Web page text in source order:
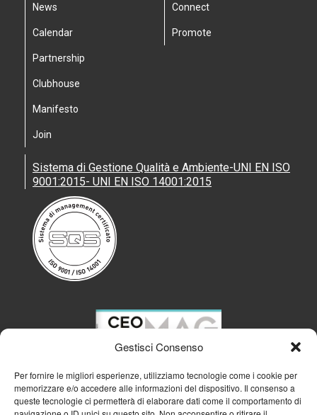
Gestisci Consenso
Per fornire le migliori esperienze, utilizziamo tecnologie come i cookie per
memorizzare e/o accedere alle informazioni del dispositivo. Il consenso a
queste tecnologie ci permetterà di elaborare dati come il comportamento di
News
Calendar
Partnership
Clubhouse
Manifesto
Join
Connect
Promote
Sistema di Gestione Qualità e Ambiente-UNI EN ISO
9001:2015- UNI EN ISO 14001:2015